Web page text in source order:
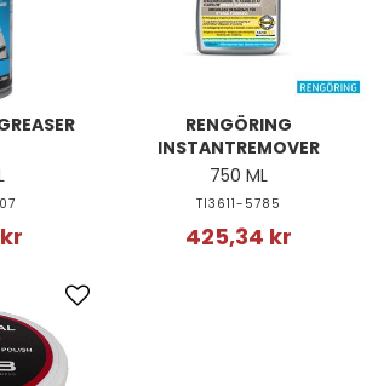
RENGÖRING
INSTANTREMOVER
750 ML
TI3611-5785
425,34 kr